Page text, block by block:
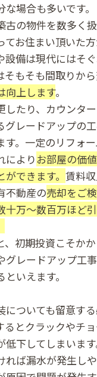
場合も多いです。
古の物件を数多く
てお住まい頂いた
設備は現代にはそ
そもそも間取りか
向上します。
したり、カウンタ
グレードアップの
す。一定のリフォ
により お部屋の価
できます。 賃料
不動産の売却をご
十万～数百万ほど
、初期投資こそか
グレードアップ工
いえます。
についても留意す
るとクラックやチ
低下してしまいま
ば漏水が発生しや